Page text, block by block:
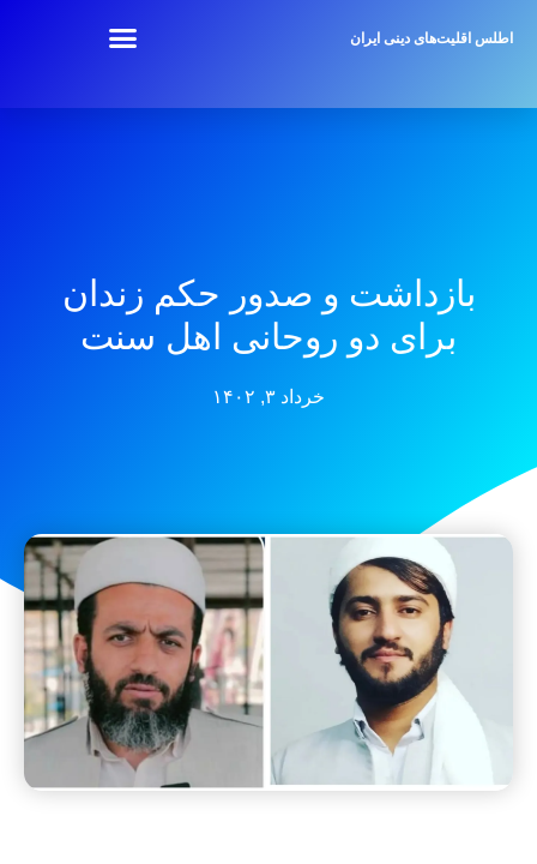
اطلس اقلیت‌های دینی ایران
بازداشت و صدور حکم زندان
برای دو روحانی اهل سنت
خرداد ۳, ۱۴۰۲